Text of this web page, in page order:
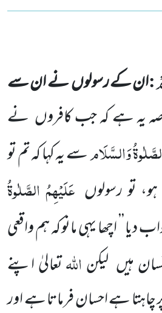
:ان کے رسولوںنے ان سے
یہ ہے کہ جب کافروں نے
وَالسَّلَامسے یہ کہا کہ تم تو
تو رسولوں عَلَیْہِمُ الصَّلٰوۃُ
دیا ’’اچھا یہیمانو کہ ہم واقعی
ہیں لیکناللّٰہتعالیٰ اپنے
ہے احسان فرماتا ہے اور